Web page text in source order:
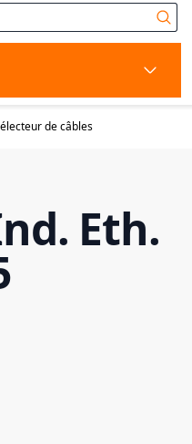
de câbles
Eth.